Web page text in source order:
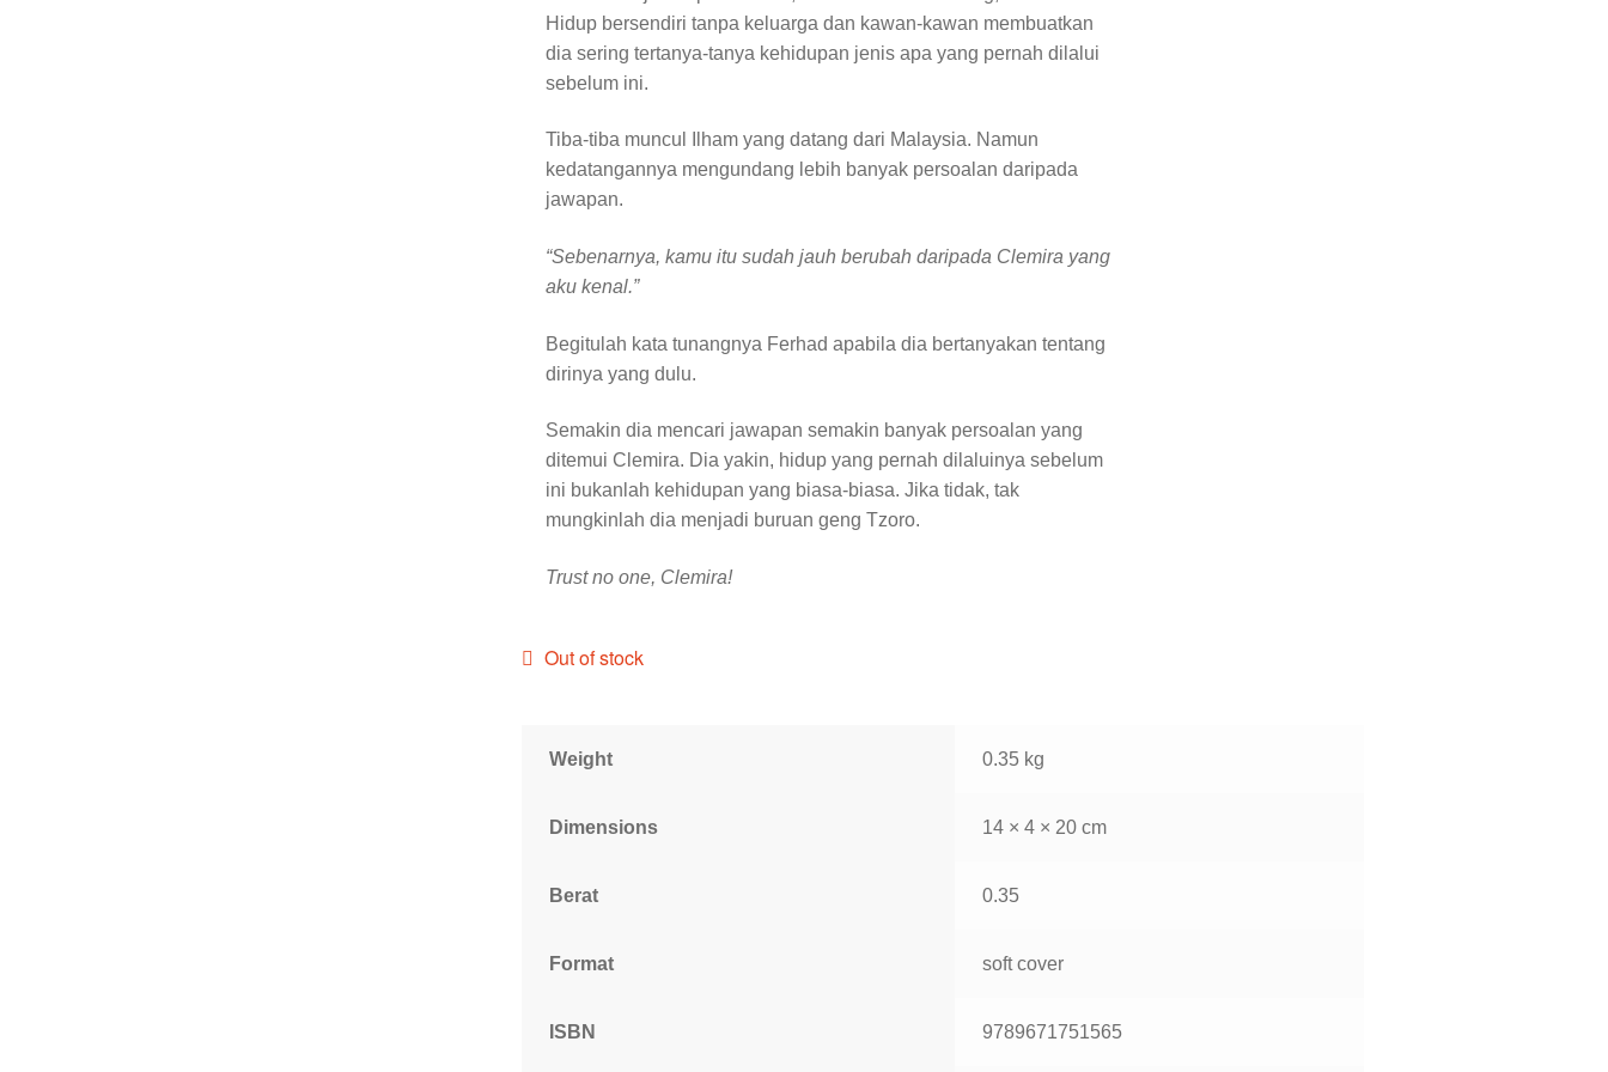
Hidup bersendiri tanpa keluarga dan kawan-kawan membuatkan
dia sering tertanya-tanya kehidupan jenis apa yang pernah dilalui
sebelum ini.
Tiba-tiba muncul Ilham yang datang dari Malaysia. Namun
kedatangannya mengundang lebih banyak persoalan daripada
jawapan.
“Sebenarnya, kamu itu sudah jauh berubah daripada Clemira yang
aku kenal.”
Begitulah kata tunangnya Ferhad apabila dia bertanyakan tentang
dirinya yang dulu.
Semakin dia mencari jawapan semakin banyak persoalan yang
ditemui Clemira. Dia yakin, hidup yang pernah dilaluinya sebelum
ini bukanlah kehidupan yang biasa-biasa. Jika tidak, tak
mungkinlah dia menjadi buruan geng Tzoro.
Trust no one, Clemira!
Out of stock
Weight 0.35 kg
Dimensions 14 × 4 × 20 cm
Berat 0.35
Format soft cover
ISBN 9789671751565